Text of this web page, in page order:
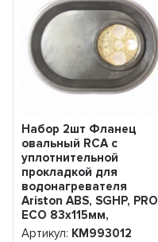
Набор 2шт Фланец
овальный RCA с
уплотнительной
прокладкой для
водонагревателя
Ariston ABS, SGHP, PRO
ECO 83х115мм,
KM993012
Артикул: KM993012